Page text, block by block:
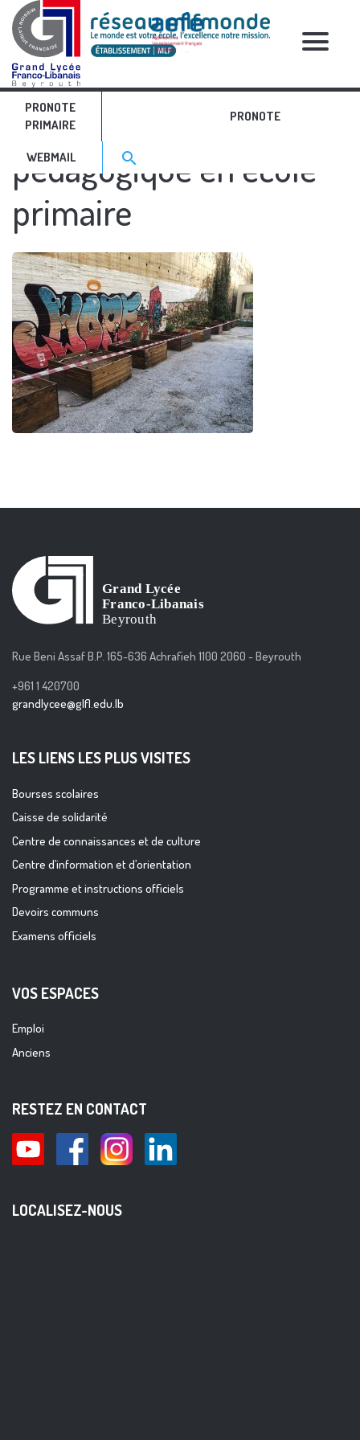
PRONOTE
PRIMAIRE
PRONOTE
WEBMAIL Search for:>
search
RELATIVE POSTS
Inauguration du jardin
pédagogique en école
primaire
Rue Beni Assaf B.P. 165-636 Achrafieh 1100 2060 - Beyrouth
+961 1 420700
grandlycee@glfl.edu.lb
LES LIENS LES PLUS VISITES
Bourses scolaires
Caisse de solidarité
Centre de connaissances et de culture
Centre d’information et d’orientation
Programme et instructions officiels
Devoirs communs
Examens officiels
VOS ESPACES
Emploi
Anciens
RESTEZ EN CONTACT
LOCALISEZ-NOUS